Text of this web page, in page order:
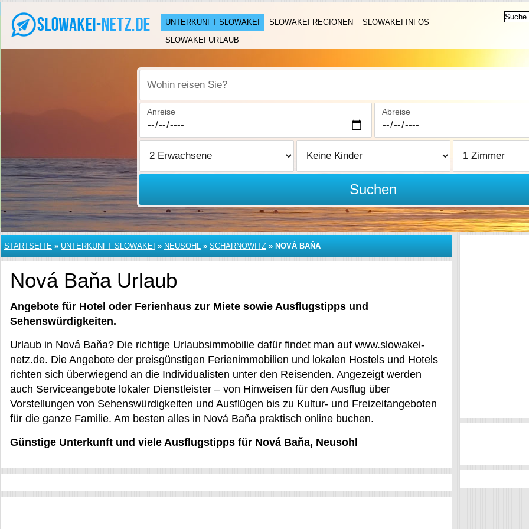
UNTERKUNFT SLOWAKEI SLOWAKEI REGIONEN
SLOWAKEI INFOS
SLOWAKEI URLAUB
Wohin reisen Sie?
Anreise Abreise
Suchen
STARTSEITE » UNTERKUNFT SLOWAKEI » NEUSOHL » SCHARNOWITZ » NOVÁ BAŇA
Nová Baňa Urlaub
Angebote für Hotel oder Ferienhaus zur Miete sowie Ausflugstipps und
Sehenswürdigkeiten.
Urlaub in Nová Baňa? Die richtige Urlaubsimmobilie dafür findet man auf www.slowakei-
netz.de. Die Angebote der preisgünstigen Ferienimmobilien und lokalen Hostels und Hotels
richten sich überwiegend an die Individualisten unter den Reisenden. Angezeigt werden
auch Serviceangebote lokaler Dienstleister – von Hinweisen für den Ausflug über
Vorstellungen von Sehenswürdigkeiten und Ausflügen bis zu Kultur- und Freizeitangeboten
für die ganze Familie. Am besten alles in Nová Baňa praktisch online buchen.
Günstige Unterkunft und viele Ausflugstipps für Nová Baňa, Neusohl